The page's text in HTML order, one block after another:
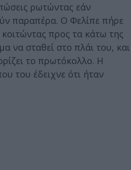
ρωτώντας εάν
παραπέρα. Ο Φελίπε πήρε
προς τα κάτω της
να σταθεί στο πλάι του, και
το πρωτόκολλο. Η
του έδειχνε ότι ήταν